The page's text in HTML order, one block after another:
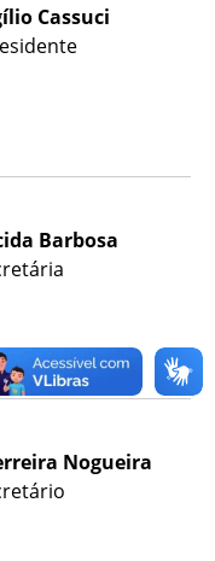
Cassuci
Barbosa
Nogueira